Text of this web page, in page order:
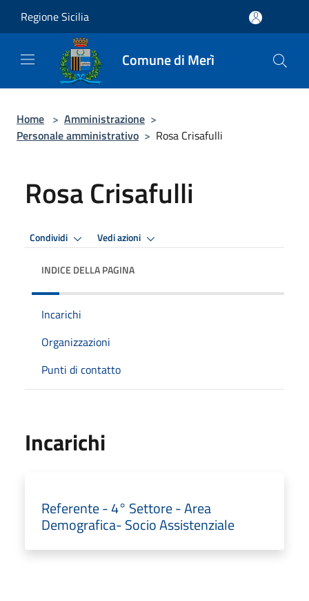
Regione Sicilia
Comune di Merì
Home > Amministrazione >
Personale amministrativo > Rosa Crisafulli
Rosa Crisafulli
Condividi Vedi azioni
INDICE DELLA PAGINA
Incarichi
Organizzazioni
Punti di contatto
Incarichi
Referente - 4° Settore - Area
Demografica- Socio Assistenziale